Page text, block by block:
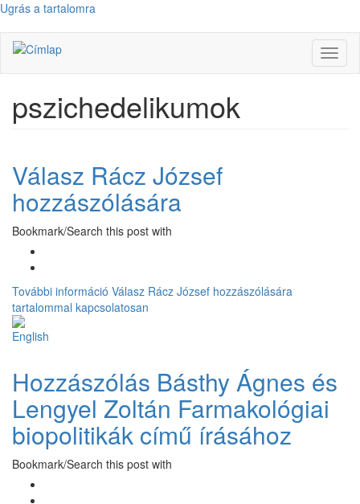
Ugrás a tartalomra
pszichedelikumok
Válasz Rácz József
hozzászólására
Bookmark/Search this post with
További információ Válasz Rácz József hozzászólására
tartalommal kapcsolatosan
Hozzászólás Básthy Ágnes és
Lengyel Zoltán Farmakológiai
biopolitikák című írásához
Bookmark/Search this post with